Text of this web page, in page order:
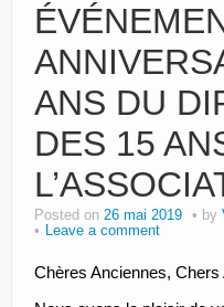
ANS DU
DES 15
Posted on 26 mai 2019 by
Leave a comment
Chères Anciennes, Chers